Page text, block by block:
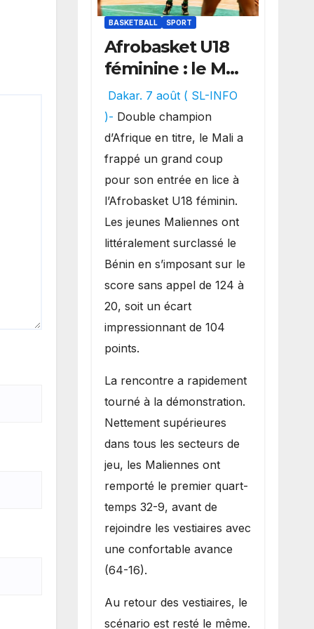
BASKETBALL SPORT
Afrobasket U18
féminine : le Mali
réalise un
véritable festival
offensif et
inflige une
lourde défaite
au Bénin.
Dakar. 7 août ( SL-INFO
)- Double champion
d’Afrique en titre, le Mali a
frappé un grand coup
pour son entrée en lice à
l’Afrobasket U18 féminin.
Les jeunes Maliennes ont
littéralement surclassé le
Bénin en s’imposant sur le
score sans appel de 124 à
20, soit un écart
impressionnant de 104
points.
La rencontre a rapidement
tourné à la démonstration.
Nettement supérieures
dans tous les secteurs de
jeu, les Maliennes ont
remporté le premier quart-
temps 32-9, avant de
rejoindre les vestiaires avec
une confortable avance
(64-16).
Au retour des vestiaires, le
scénario est resté le même.